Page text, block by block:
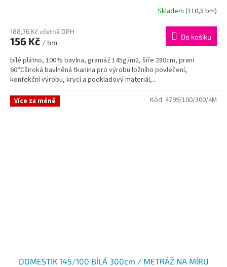
Skladem (110,5 bm)
188,76 Kč včetně DPH
156 Kč / bm
Do košíku
bílé plátno, 100% bavlna, gramáž 145g/m2, šíře 280cm, praní
60°Cširoká bavlněná tkanina pro výrobu ložního povlečení,
konfekční výrobu, krycí a podkladový materiál,...
Více za méně
DOMESTIK 145/100 BÍLÁ 300cm / METRÁŽ NA MÍRU
Kód: 4799/100/300/4M